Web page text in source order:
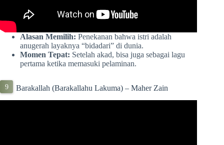
Alasan Memilih: Penekanan bahwa istri adalah
anugerah layaknya “bidadari” di dunia.
Momen Tepat: Setelah akad, bisa juga sebagai lagu
pertama ketika memasuki pelaminan.
Barakallah (Barakallahu Lakuma) – Maher Zain